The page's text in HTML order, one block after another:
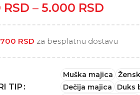
RSD – 5.000 RSD
2.500
RSD za besplatnu dostavu
TIP
Muška majica
Dečija majica
Duks